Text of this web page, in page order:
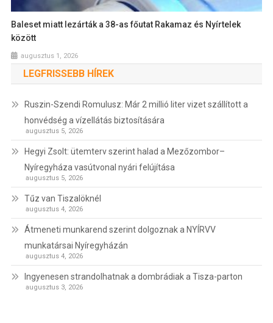
Baleset miatt lezárták a 38-as főutat Rakamaz és Nyírtelek
között
augusztus 1, 2026
LEGFRISSEBB HÍREK
Ruszin-Szendi Romulusz: Már 2 millió liter vizet szállított a
honvédség a vízellátás biztosítására
augusztus 5, 2026
Hegyi Zsolt: ütemterv szerint halad a Mezőzombor–
Nyíregyháza vasútvonal nyári felújítása
augusztus 5, 2026
Tűz van Tiszalöknél
augusztus 4, 2026
Átmeneti munkarend szerint dolgoznak a NYÍRVV
munkatársai Nyíregyházán
augusztus 4, 2026
Ingyenesen strandolhatnak a dombrádiak a Tisza-parton
augusztus 3, 2026